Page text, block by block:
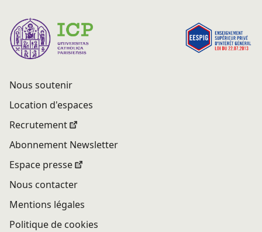
Nous soutenir
Location d'espaces
Recrutement
Abonnement Newsletter
Espace presse
Nous contacter
Mentions légales
Politique de cookies